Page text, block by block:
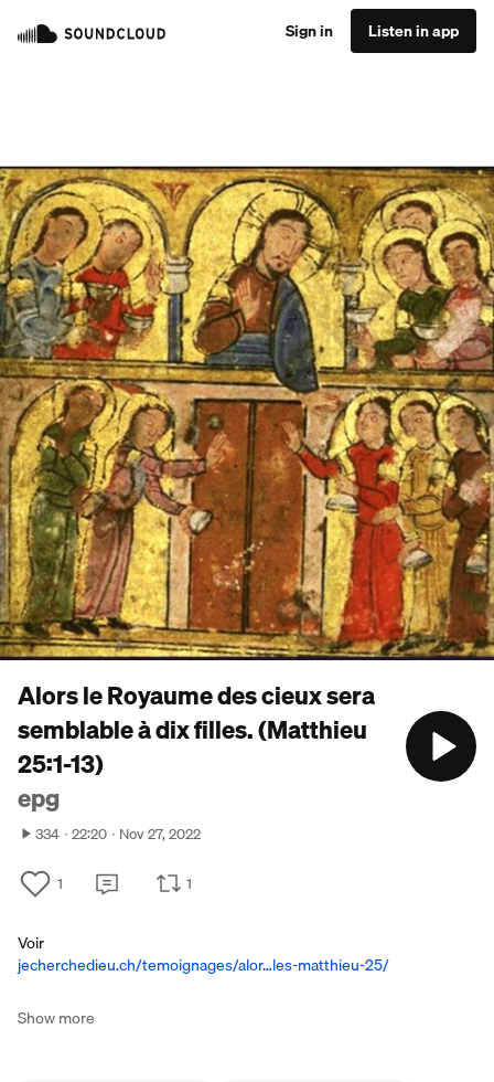
Sign in Listen in app
Alors le Royaume des cieux sera
semblable à dix filles. (Matthieu
25:1-13)
epg
334 22:20 Nov 27, 2022
1 1
Voir
jecherchedieu.ch/temoignages/alor…les-matthieu-25/
Show more